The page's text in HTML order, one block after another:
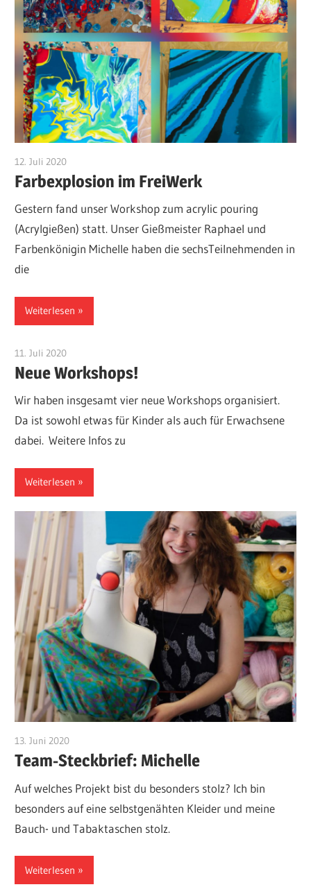
12. Juli 2020
Farbexplosion im FreiWerk
Gestern fand unser Workshop zum acrylic pouring
(Acrylgießen) statt. Unser Gießmeister Raphael und
Farbenkönigin Michelle haben die sechsTeilnehmenden in
die
Weiterlesen
11. Juli 2020
Neue Workshops!
Wir haben insgesamt vier neue Workshops organisiert.
Da ist sowohl etwas für Kinder als auch für Erwachsene
dabei. Weitere Infos zu
Weiterlesen
13. Juni 2020
Team-Steckbrief: Michelle
Auf welches Projekt bist du besonders stolz? Ich bin
besonders auf eine selbstgenähten Kleider und meine
Bauch- und Tabaktaschen stolz.
Weiterlesen